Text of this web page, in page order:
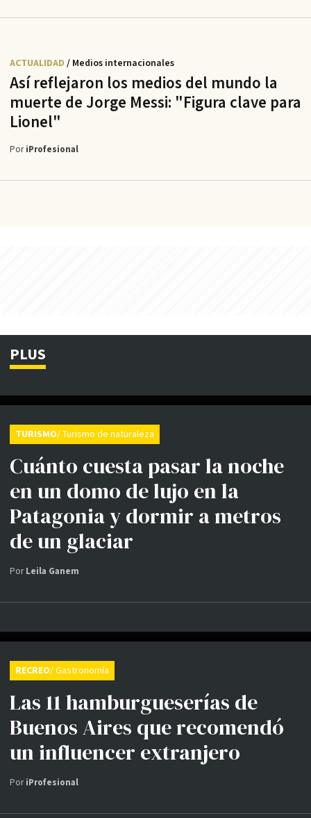
Así reflejaron los medios del mundo la
muerte de Jorge Messi: "Figura clave para
Lionel"
ACTUALIDAD / Medios internacionales
PoriProfesional
PLUS
Cuánto cuesta pasar la noche
en un domo de lujo en la
Patagonia y dormir a metros
de un glaciar
TURISMO/ Turismo de naturaleza
PorLeila Ganem
Las 11 hamburgueserías de
Buenos Aires que recomendó
un influencer extranjero
RECREO/ Gastronomía
PoriProfesional